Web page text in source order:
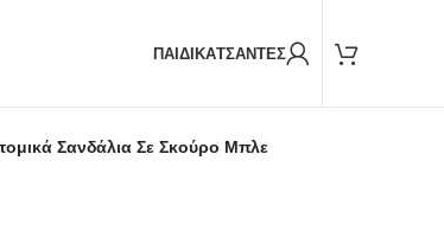
ΠΑΙΔΙΚΑΤΣΑΝΤΕΣ
Σανδάλια Σε Σκούρο Μπλε